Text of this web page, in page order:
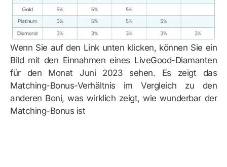
Wenn Sie auf den Link unten klicken, können Sie ein
Bild mit den Einnahmen eines LiveGood-Diamanten
für den Monat Juni 2023 sehen. Es zeigt das
Matching-Bonus-Verhältnis im Vergleich zu den
anderen Boni, was wirklich zeigt, wie wunderbar der
Matching-Bonus ist